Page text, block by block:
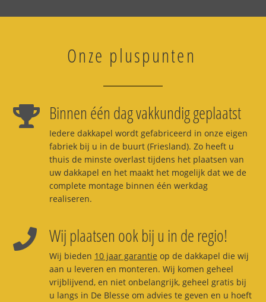
Onze pluspunten
Binnen één dag vakkundig geplaatst
Iedere dakkapel wordt gefabriceerd in onze eigen
fabriek bij u in de buurt (Friesland). Zo heeft u
thuis de minste overlast tijdens het plaatsen van
uw dakkapel en het maakt het mogelijk dat we de
complete montage binnen één werkdag
realiseren.
Wij plaatsen ook bij u in de regio!
Wij bieden 10 jaar garantie op de dakkapel die wij
aan u leveren en monteren. Wij komen geheel
vrijblijvend, en niet onbelangrijk, geheel gratis bij
u langs in De Blesse om advies te geven en u hoeft